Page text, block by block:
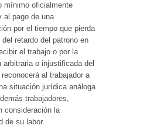
mínimo oficialmente
al pago de una
por el tiempo que pierda
retardo del patrono en
el trabajo o por la
arbitraria o injustificada del
al trabajador a
situación jurídica análoga
trabajadores,
consideración la
de su labor.